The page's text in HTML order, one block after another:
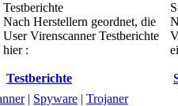
Testberichte
Nach Herstellern geordnet, die
User Virenscanner Testberichte
hier :
Testberichte
| Spyware | Trojaner